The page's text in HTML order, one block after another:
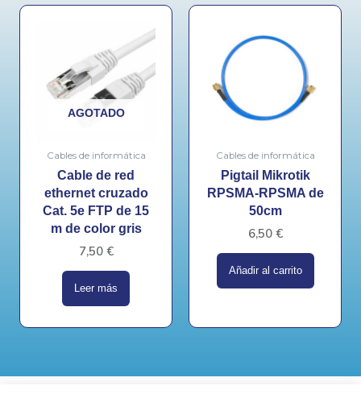
AGOTADO
Cables de informática
Cable de red
ethernet cruzado
Cat. 5e FTP de 15
m de color gris
7,50 €
Leer más
Cables de informática
Pigtail Mikrotik
RPSMA-RPSMA de
50cm
6,50 €
Añadir al carrito